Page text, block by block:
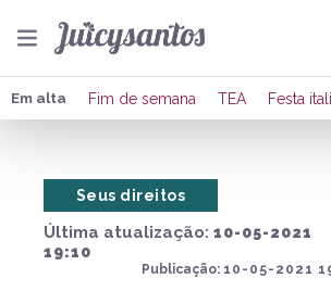
Em alta Fim de semana TEA Festa
Última atualização: 10-05-2021
19:10
Publicação: 10-05-2021
Seus direitos